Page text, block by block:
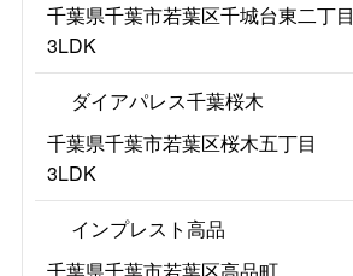
千葉県千葉市若葉区千城台東二丁目
3LDK
ダイアパレス千葉桜木
千葉県千葉市若葉区桜木五丁目
3LDK
インプレスト高品